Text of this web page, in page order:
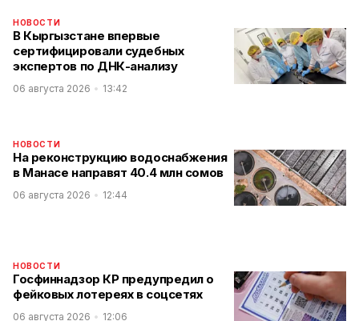
НОВОСТИ
В Кыргызстане впервые
сертифицировали судебных
экспертов по ДНК-анализу
06 августа 2026 13:42
НОВОСТИ
На реконструкцию водоснабжения
в Манасе направят 40.4 млн сомов
06 августа 2026 12:44
НОВОСТИ
Госфиннадзор КР предупредил о
фейковых лотереях в соцсетях
06 августа 2026 12:06